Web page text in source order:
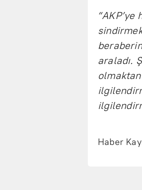
araladı.
olmaktan
Haber